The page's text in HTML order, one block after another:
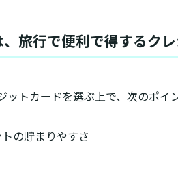
旅行で便利で得するク
トカードを選ぶ上で、次のポイ
の貯まりやすさ